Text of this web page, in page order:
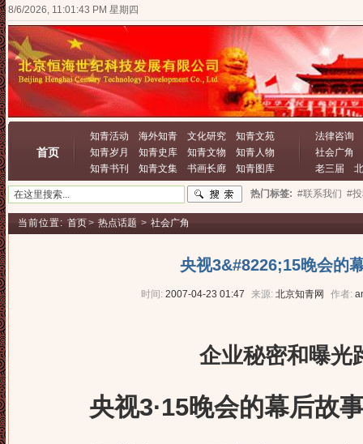
8/6/2026, 11:01:44 PM 星期四
首页
知青活动 海外知青 文化研究
知青文苑
知青岁月
知青史库 知青文物
知青人物
知青书刊
知青文集 书画长廊 知青图库
法律咨询
社会广角
老三届
热门标签: #联系我们 #
当前位置: 首页> 热点话题 > 社会广角
央视3&#8226;15晚会的
时间: 2007-04-23 01:47 来源: 北京知青网 作者:
企业秘密和曝
央视3·15晚会的幕后故